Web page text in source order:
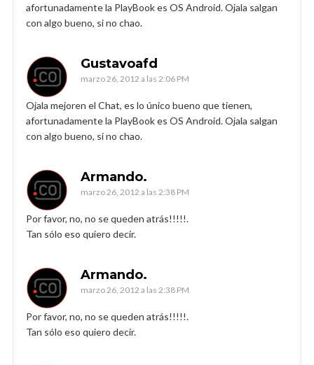
afortunadamente la PlayBook es OS Android. Ojala salgan
con algo bueno, si no chao.
Gustavoafd
marzo 26, 2012 a las 2:06 PM
Ojala mejoren el Chat, es lo único bueno que tienen,
afortunadamente la PlayBook es OS Android. Ojala salgan
con algo bueno, si no chao.
Armando.
marzo 26, 2012 a las 2:38 PM
Por favor, no, no se queden atrás!!!!!.
Tan sólo eso quiero decir.
Armando.
marzo 26, 2012 a las 2:38 PM
Por favor, no, no se queden atrás!!!!!.
Tan sólo eso quiero decir.